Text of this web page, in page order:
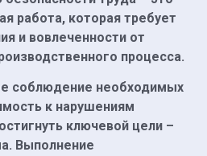
работа, которая требует
и вовлеченности от
процесса.
соблюдение необходимых
к нарушениям
ключевой цели –
Выполнение